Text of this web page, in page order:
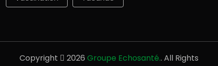
Copyright 2026 Groupe Echosanté.. All Rights